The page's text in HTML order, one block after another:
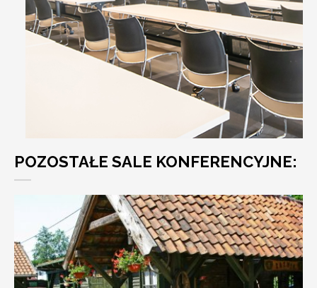
POZOSTAŁE SALE KONFERENCYJNE: